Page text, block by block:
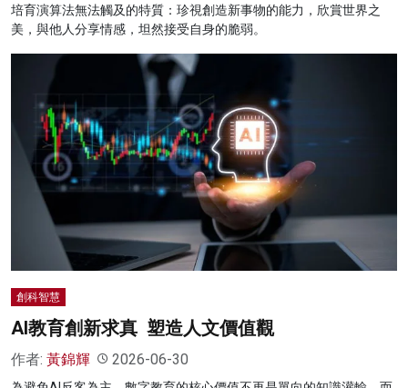
培育演算法無法觸及的特質：珍視創造新事物的能力，欣賞世界之
美，與他人分享情感，坦然接受自身的脆弱。
創科智慧
AI教育創新求真 塑造人文價值觀
作者: 黃錦輝 2026-06-30